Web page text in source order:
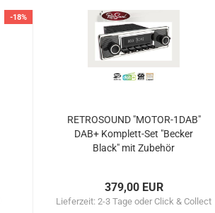
-18%
RETROSOUND "MOTOR-1DAB"
DAB+ Komplett-Set "Becker
Black" mit Zubehör
379,00 EUR
Lieferzeit: 2-3 Tage oder Click & Collect